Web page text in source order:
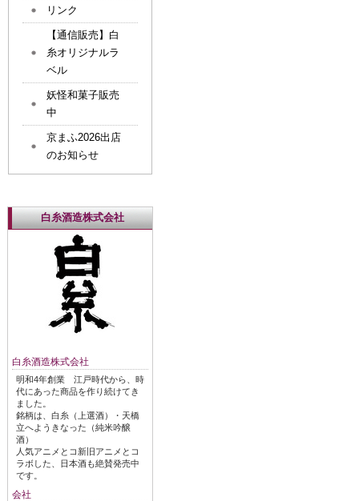
リンク
【通信販売】白
糸オリジナルラ
ベル
妖怪和菓子販売
中
京まふ2026出店
のお知らせ
白糸酒造株式会社
白糸酒造株式会社
明和4年創業 江戸時代から、時
代にあった商品を作り続けてき
ました。
銘柄は、白糸（上選酒）・天橋
立へようきなった（純米吟醸
酒）
人気アニメとコ新旧アニメとコ
ラボした、日本酒も絶賛発売中
です。
会社